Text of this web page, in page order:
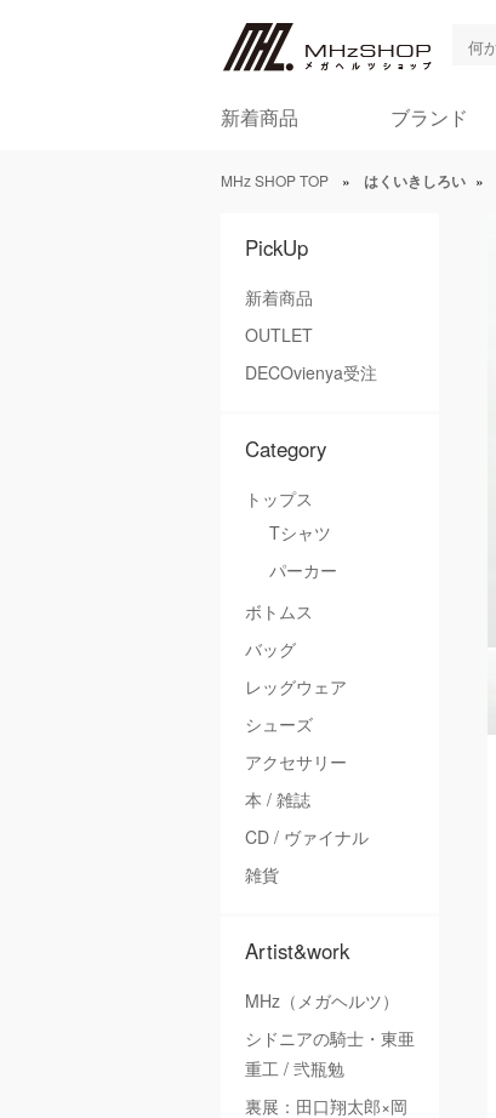
新着商品 ブランド
MHz SHOP TOP » はくいきしろい »
PickUp
新着商品
OUTLET
DECOvienya受注
Category
トップス
Tシャツ
パーカー
ボトムス
バッグ
レッグウェア
シューズ
アクセサリー
本 / 雑誌
CD / ヴァイナル
雑貨
Artist&work
MHz（メガヘルツ）
シドニアの騎士・東亜
重工 / 弐瓶勉
裏展：田口翔太郎×岡